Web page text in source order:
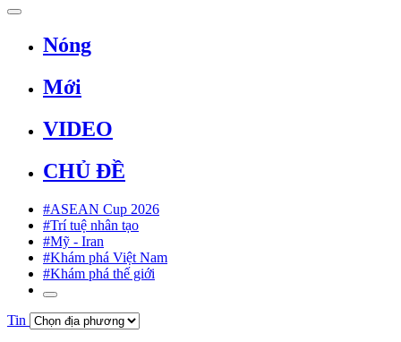
Nóng
Mới
VIDEO
CHỦ ĐỀ
#ASEAN Cup 2026
#Trí tuệ nhân tạo
#Mỹ - Iran
#Khám phá Việt Nam
#Khám phá thế giới
Tin